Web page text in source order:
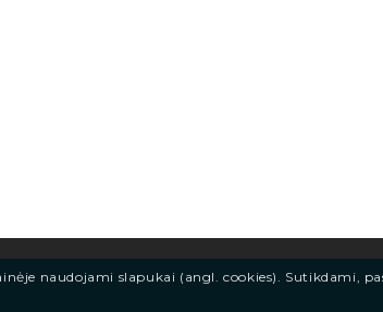
naudojami slapukai (angl. cookies). Sutikdami,